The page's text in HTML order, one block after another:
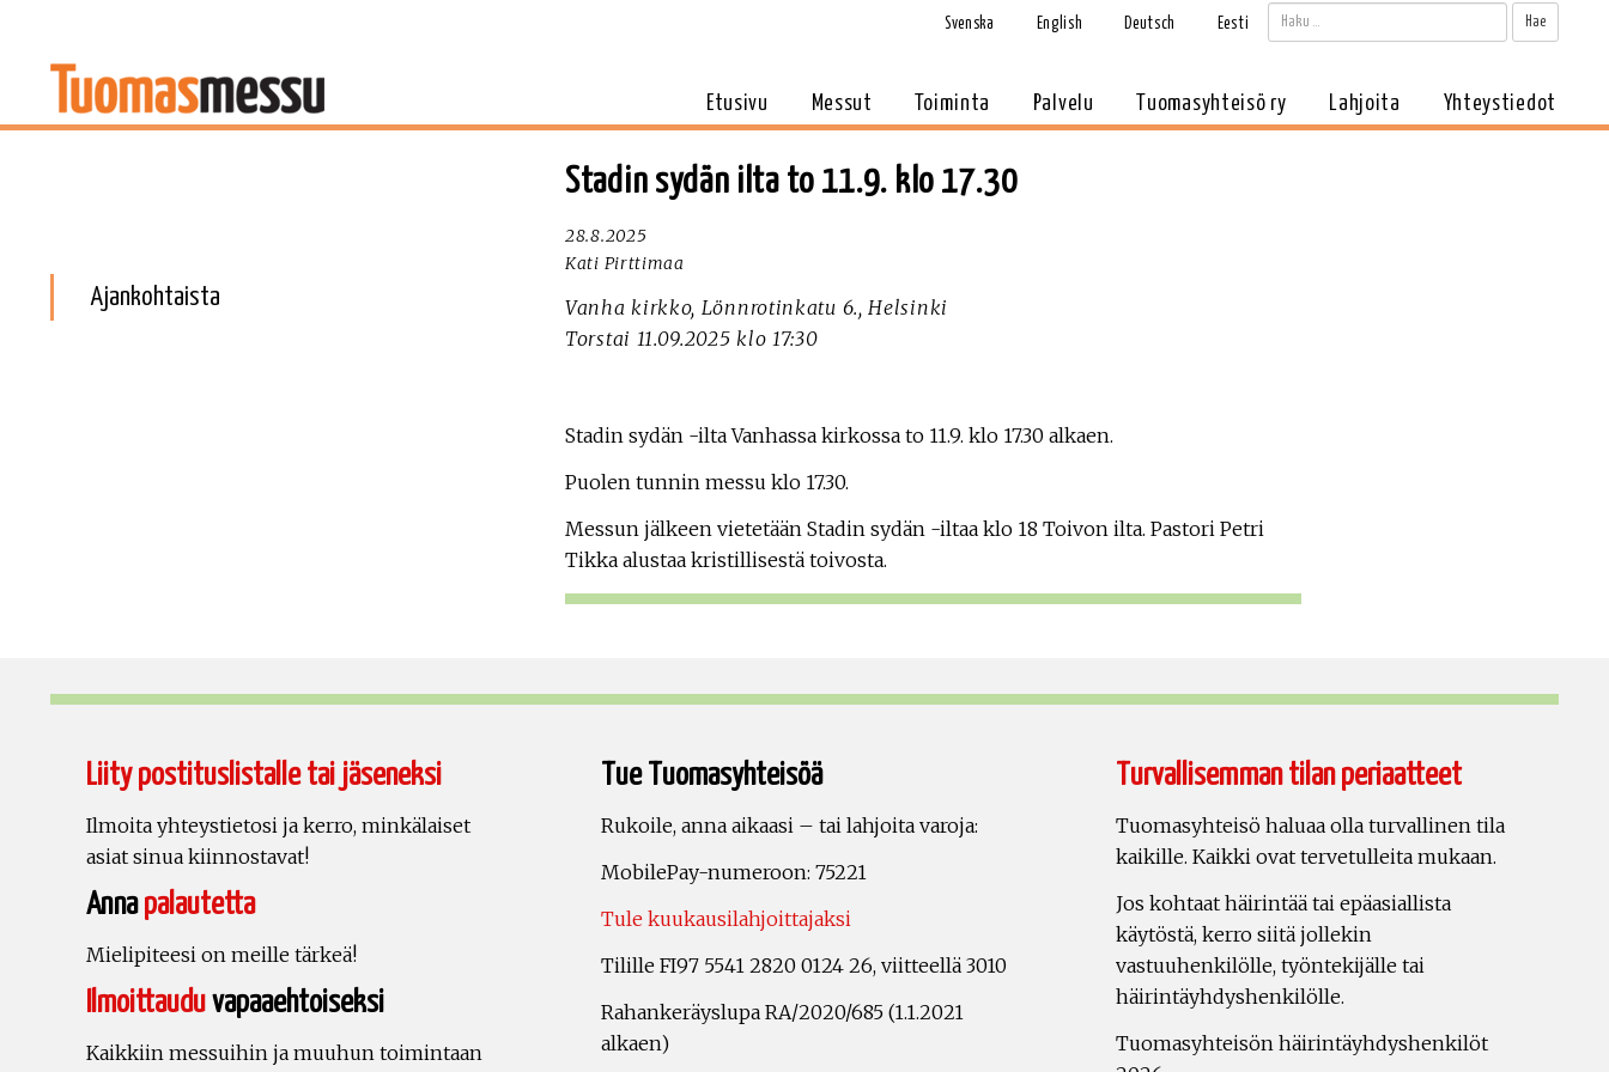
Haku:
Svenska English Deutsch Eesti
Etusivu Messut Toiminta Palvelu Tuomasyhteisö ry Lahjoita Yhteystiedot
Ajankohtaista
Stadin sydän ilta to 11.9. klo 17.30
28.8.2025
Kati Pirttimaa
Vanha kirkko, Lönnrotinkatu 6., Helsinki
Torstai 11.09.2025 klo 17:30
Stadin sydän -ilta Vanhassa kirkossa to 11.9. klo 17.30 alkaen.
Puolen tunnin messu klo 17.30.
Messun jälkeen vietetään Stadin sydän -iltaa klo 18 Toivon ilta. Pastori Petri
Tikka alustaa kristillisestä toivosta.
Liity postituslistalle tai jäseneksi
Ilmoita yhteystietosi ja kerro, minkälaiset
asiat sinua kiinnostavat!
Annapalautetta
Mielipiteesi on meille tärkeä!
Ilmoittauduvapaaehtoiseksi
Kaikkiin messuihin ja muuhun toimintaan
Tue Tuomasyhteisöä
Rukoile, anna aikaasi – tai lahjoita varoja:
MobilePay-numeroon: 75221
Tule kuukausilahjoittajaksi
Tilille FI97 5541 2820 0124 26, viitteellä 3010
Rahankeräyslupa RA/2020/685 (1.1.2021
alkaen)
Turvallisemman tilan periaatteet
Tuomasyhteisö haluaa olla turvallinen tila
kaikille. Kaikki ovat tervetulleita mukaan.
Jos kohtaat häirintää tai epäasiallista
käytöstä, kerro siitä jollekin
vastuuhenkilölle, työntekijälle tai
häirintäyhdyshenkilölle.
Tuomasyhteisön häirintäyhdyshenkilöt